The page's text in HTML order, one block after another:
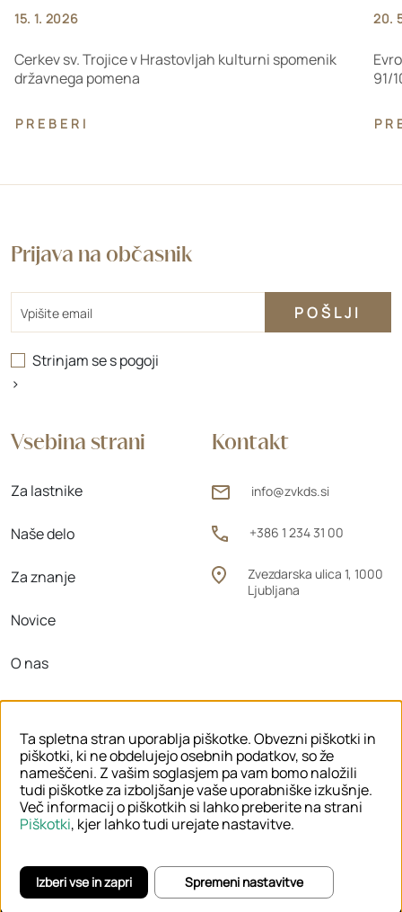
15. 1. 2026
Cerkev sv. Trojice v Hrastovljah kulturni spomenik
državnega pomena
PREBERI
20.
91/
Kontakt
info@zvkds.si
+386 1 234 31 00
Zvezdarska ulica 1, 1000
Ljubljana
Vsebina strani
Za lastnike
Naše delo
Za znanje
Novice
O nas
Območne enote
Prijava na občasnik
Strinjam se spogoji
>
© 2026 ZVKDS
PRAVNO OBVESTILO
POLITIKA ZASEBNOSTI
IZJAVA O DOSTOPNOSTI
Ta spletna stran uporablja piškotke. Obvezni piškotki in
piškotki, ki ne obdelujejo osebnih podatkov, so že
nameščeni. Z vašim soglasjem pa vam bomo naložili
tudi piškotke za izboljšanje vaše uporabniške izkušnje.
Več informacij o piškotkih si lahko preberite na strani
Piškotki, kjer lahko tudi urejate nastavitve.
Spremeni nastavitve
Izberi vse in zapri